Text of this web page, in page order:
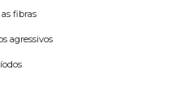
fibras
agressivos